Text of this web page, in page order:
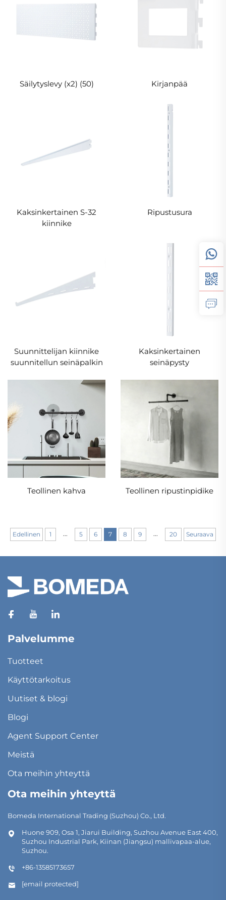
Säilytyslevy (x2) (50) Kirjanpää
Kaksinkertainen S-32
kiinnike
Ripustusura
Suunnittelijan kiinnike
suunnitellun seinäpalkin
Kaksinkertainen
seinäpysty
Teollinen kahva Teollinen ripustinpidike
Edellinen 1 ... 5 6 7 8 9 ... 20 Seuraava
Palvelumme
Tuotteet
Käyttötarkoitus
Uutiset & blogi
Blogi
Agent Support Center
Meistä
Ota meihin yhteyttä
Ota meihin yhteyttä
Bomeda International Trading (Suzhou) Co., Ltd.
Huone 909, Osa 1, Jiarui Building, Suzhou Avenue East 400,
Suzhou Industrial Park, Kiinan (Jiangsu) mallivapaa-alue,
Suzhou.
+86-13585173657
[email protected]